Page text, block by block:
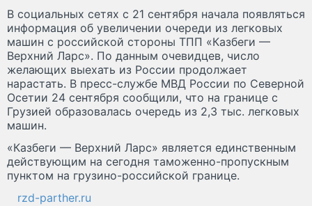
В социальных сетях с 21 сентября начала появляться
информация об увеличении очереди из легковых
машин с российской стороны ТПП «Казбеги —
Верхний Ларс». По данным очевидцев, число
желающих выехать из России продолжает
нарастать. В пресс-службе МВД России по Северной
Осетии 24 сентября сообщили, что на границе с
Грузией образовалась очередь из 2,3 тыс. легковых
машин.
«Казбеги — Верхний Ларс» является единственным
действующим на сегодня таможенно-пропускным
пунктом на грузино-российской границе.
rzd-parther.ru